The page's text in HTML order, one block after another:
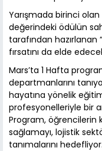
Yarışmada birinci
değerindeki ödülün
tarafından hazırlanan
fırsatını da elde
Mars’ta 1 Hafta
departmanlarını
hayatına yönelik
profesyonelleriyle bir
Program, öğrencilerin
sağlamayı, lojistik
tanımalarını hedefliyor.